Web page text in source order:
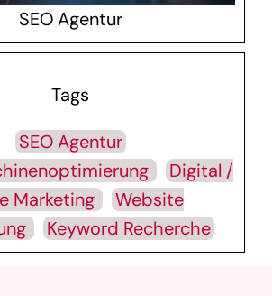
SEO Agentur
Tags
SEO Agentur
Digital /
Marketing
Website
Keyword Recherche